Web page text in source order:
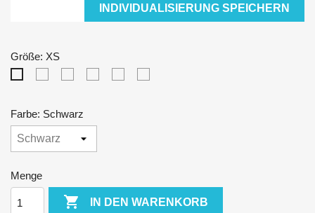
INDIVIDUALISIERUNG SPEICHERN
Größe: XS
Farbe: Schwarz
Menge
 IN DEN WARENKORB